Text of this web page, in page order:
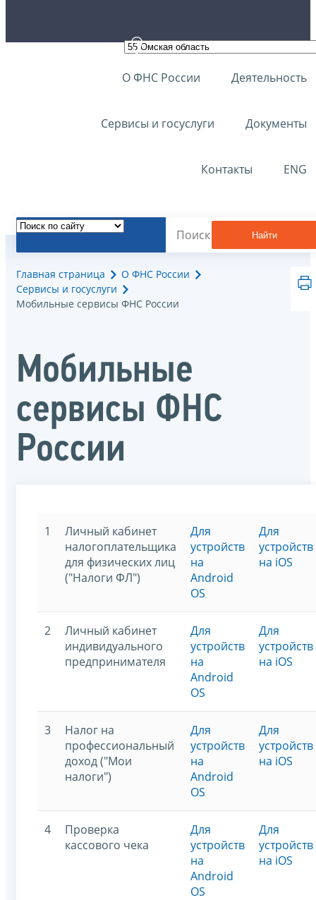
О ФНС России Деятельность
Сервисы и госуслуги Документы
Контакты ENG
Найти
Главная страница
О ФНС России
Сервисы и госуслуги
Мобильные сервисы ФНС России
Мобильные
сервисы ФНС
России
1
Личный кабинет
налогоплательщика
для физических лиц
("Налоги ФЛ")
Для
устройств
на
Android
OS
Для
устройств
на iOS
2
Личный кабинет
индивидуального
предпринимателя
Для
устройств
на
Android
OS
Для
устройств
на iOS
3
Налог на
профессиональный
доход ("Мои
налоги")
Для
устройств
на
Android
OS
Для
устройств
на iOS
4
Проверка
касcового чека
Для
устройств
на
Android
OS
Для
устройств
на iOS